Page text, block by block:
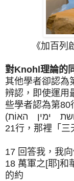
《加百
對Knohl理論的
其他學者卻認為
辨認，即使運用
些學者認為第80
(לשלושת ימין האוֹת)。這些學者的根據是上文第17-
21行，那裡「三
18 萬軍之[耶]和
的約